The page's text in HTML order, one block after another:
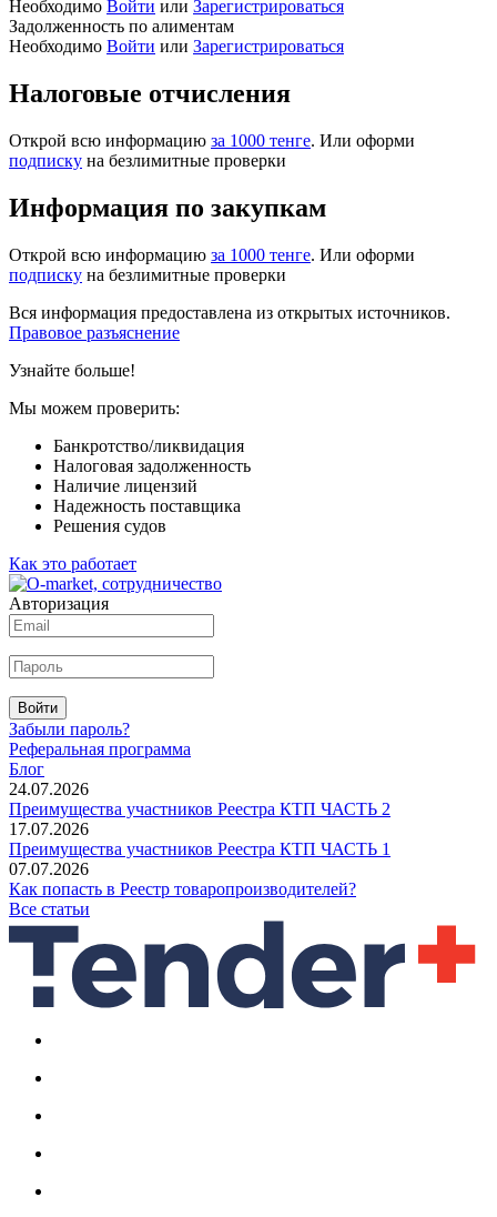
Необходимо Войти или Зарегистрироваться
Задолженность по алиментам
Необходимо Войти или Зарегистрироваться
Налоговые отчисления
Открой всю информацию за 1000 тенге. Или оформи
подписку на безлимитные проверки
Информация по закупкам
Открой всю информацию за 1000 тенге. Или оформи
подписку на безлимитные проверки
Вся информация предоставлена из открытых источников.
Правовое разъяснение
Узнайте больше!
Мы можем проверить:
Банкротство/ликвидация
Налоговая задолженность
Наличие лицензий
Надежность поставщика
Решения судов
Как это работает
Авторизация
Войти
Забыли пароль?
Реферальная программа
Блог
24.07.2026
Преимущества участников Реестра КТП ЧАСТЬ 2
17.07.2026
Преимущества участников Реестра КТП ЧАСТЬ 1
07.07.2026
Как попасть в Реестр товаропроизводителей?
Все статьи